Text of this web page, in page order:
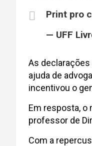
Print pro
— UFF
As declarações
ajuda de
incentivou o
Em resposta, o
professor de
Com a